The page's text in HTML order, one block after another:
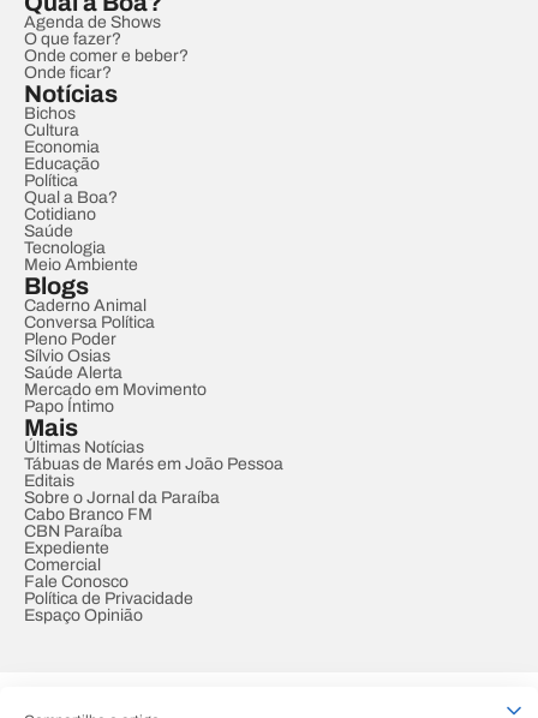
Agenda de Shows
O que fazer?
Onde comer e beber?
Onde ficar?
Notícias
Bichos
Cultura
Economia
Educação
Política
Qual a Boa?
Cotidiano
Saúde
Tecnologia
Meio Ambiente
Blogs
Caderno Animal
Conversa Política
Pleno Poder
Sílvio Osias
Saúde Alerta
Mercado em Movimento
Papo Íntimo
Mais
Últimas Notícias
Tábuas de Marés em João Pessoa
Editais
Sobre o Jornal da Paraíba
Cabo Branco FM
CBN Paraíba
Expediente
Comercial
Fale Conosco
Política de Privacidade
Espaço Opinião